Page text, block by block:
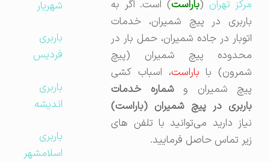
مرکز تهران(باراست) است. اگر به
باربری در پیچ شمیران، خدمات
اتوبار در جاده شمیران، حمل بار در
محدوده پیچ شمیران (پیچ
شمرون) با باراست، اسباب کشی
پیچ شمیران و
شماره خدمات
باربری در پیچ شمیران (باراست)
نیاز دارید می‌توانید با تلفن های
زیر تماس حاصل فرمایید.
شهریار
باربری
فردیس
باربری
اندیشه
باربری
اسلامشهر